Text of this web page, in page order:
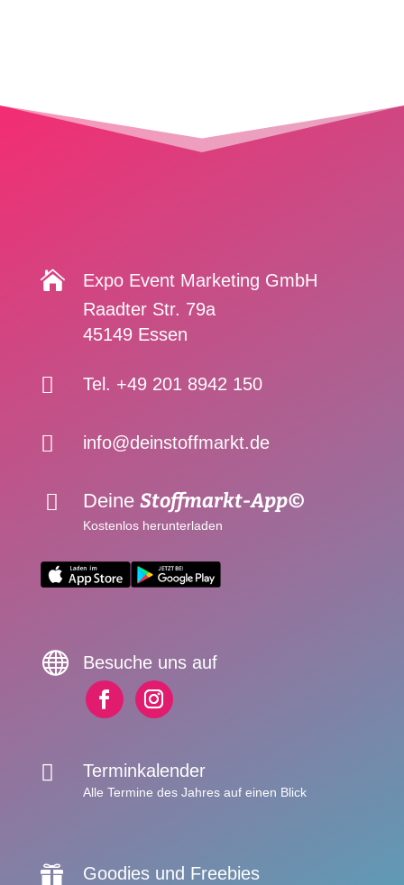

Expo Event Marketing GmbH
Raadter Str. 79a
45149 Essen
 Tel. +49 201 8942 150
 info@deinstoffmarkt.de
 Deine Stoffmarkt-App©
Kostenlos herunterladen
 Besuche uns auf
 Terminkalender
Alle Termine des Jahres auf einen Blick
 Goodies und Freebies